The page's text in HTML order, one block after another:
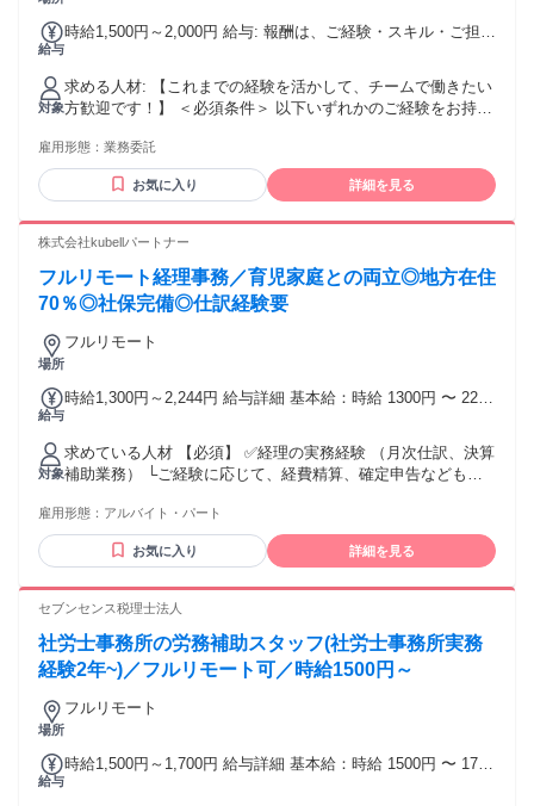
給与
時給1,500円～2,000円 給与: 報酬は、ご経験・スキル・ご担当
やご活躍に応じて、継続的な単価アップの機会があります！
長期的にご参画いただける方を歓迎しており、安定した稼働
が可能な環境です。
対象
求める人材: 【これまでの経験を活かして、チームで働きたい
方歓迎です！】 ＜必須条件＞ 以下いずれかのご経験をお持ち
書・営業事務・バックオフィス業務のご経験 ・カスタマーサ
クセス・クライアントサポートのご経験 ※経験年数の目安：2
年以上ある方を歓迎します。 ＜歓迎条件＞ ・フルリモートで
い方 ・クラウドツール（Google Workspace、Slack、Notion
計、マネーフォワード クラウド会計、バクラクなどの経理シ
ステムを使用したご経験 ・アウトソーサーとしてクライアン
＞ ・これまでの経理やバックオフィスの経験を活かして働き
ウド会計や新しいツールを活用しながらスキルアップしたい
方 ・子育てやライフスタイルと両立しながら長く働きたい方
好きな方 ・クライアントやチームメンバーを尊重し、前向き
にコミュニケーションを取れる方
雇用形態： 業務委託
お気に入り 詳細を見る
株式会社kubellパートナー
フルリモート経理事務／育児家庭との両立◎地方在住
70％◎社保完備◎仕訳経験要
場所
フルリモート
給与
時給1,300円～2,244円 給与詳細 基本給：時給 1300円 〜 2244
・交通費実費全額支給 ・時間外手当全額支給 ・在宅勤務手当
（月4000円）
対象
求めている人材 【必須】 ✅️経理の実務経験 （月次仕訳、決算
補助業務） └ご経験に応じて、経費精算、確定申告などもお
進行に抵抗がない方 └社内外（Chatwork等）やスケジュール
管理・資料共有（Google Workspace等）を日常的に操作しま
す！】 □BPO／会計事務所／税理士事務所での経験、または
ド、Freeeなど）の利用経験 □Google Workspace（Google
Driveやスプレッドシートの利用経験） □リモートワーク経験
を守れる方 ◎誰かの役に立てることをやりがいに感じたい方
社が掲げる想いに共感いただける方
雇用形態： アルバイト・パート
お気に入り 詳細を見る
セブンセンス税理士法人
社労士事務所の労務補助スタッフ(社労士事務所実務
経験2年~)／フルリモート可／時給1500円～
場所
フルリモート
給与
時給1,500円～1,700円 給与詳細 基本給：時給 1500円 〜 1700